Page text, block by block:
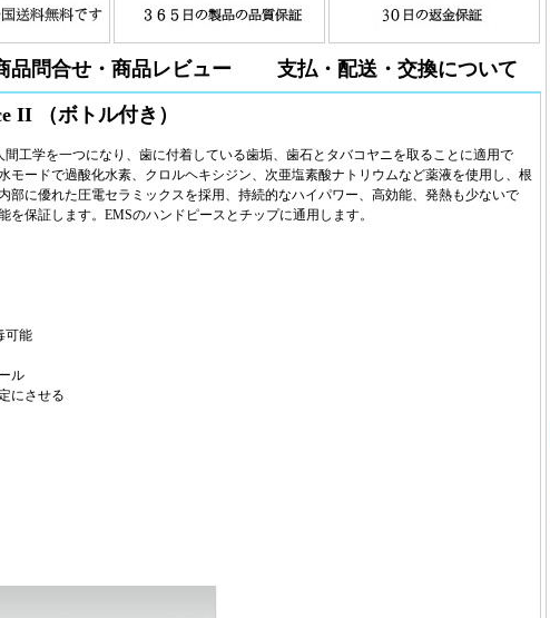
品問合せ・商品レビュー 支払・配送・交換について
II （ボトル付き）
工学を一つになり、歯に付着している歯垢、歯石とタバコヤニを取ることに適用で
モードで過酸化水素、クロルヘキシジン、次亜塩素酸ナトリウムなど薬液を使用し、根
部に優れた圧電セラミックスを採用、持続的なハイパワー、高効能、発熱も少ないで
保証します。EMSのハンドピースとチップに通用します。
可能
ル
にさせる